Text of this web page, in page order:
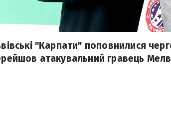
"Карпати" поповнилися
атакувальний гравець